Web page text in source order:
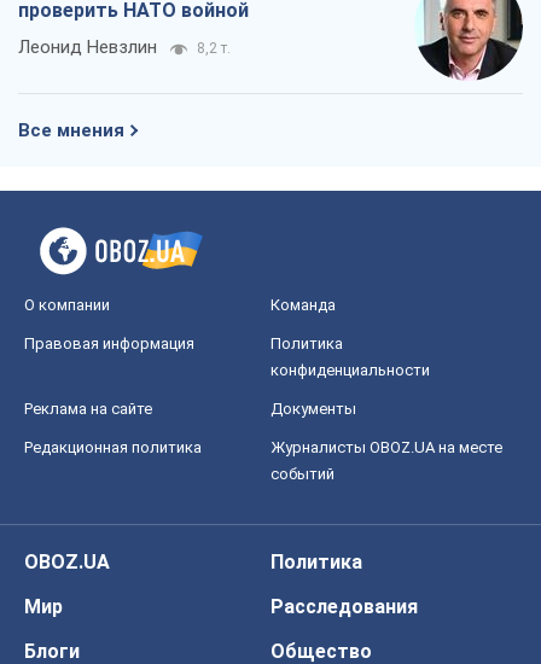
проверить НАТО войной
Леонид Невзлин 8,2 т.
Все мнения
О компании Команда
Правовая информация
Политика
конфиденциальности
Реклама на сайте Документы
Редакционная политика
Журналисты OBOZ.UA на месте
событий
OBOZ.UA
Политика
Мир
Расследования
Блоги
Общество